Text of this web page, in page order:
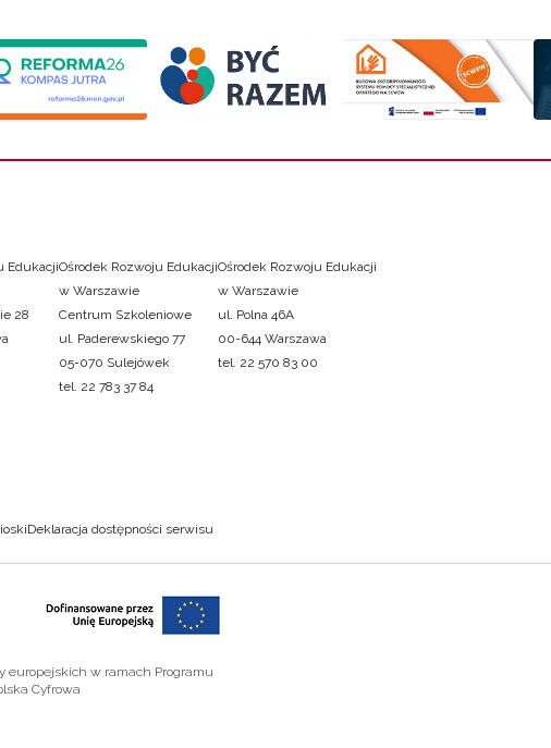
Edukacji
28
Ośrodek Rozwoju Edukacji
w Warszawie
Centrum Szkoleniowe
ul. Paderewskiego 77
05-070 Sulejówek
tel. 22 783 37 84
Ośrodek Rozwoju Edukacji
w Warszawie
ul. Polna 46A
00-644 Warszawa
tel. 22 570 83 00
Deklaracja dostępności serwisu
europejskich w ramach Programu
Cyfrowa